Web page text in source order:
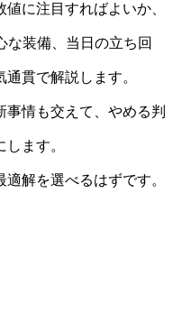
に注目すればよいか、
な装備、当日の立ち回
貫で解説します。
情も交えて、やめる判
ます。
解を選べるはずです。